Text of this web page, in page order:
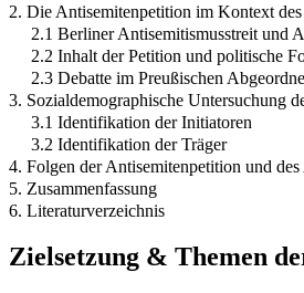
2. Die Antisemitenpetition im Kontext
2.1 Berliner Antisemitismusstreit und
2.2 Inhalt der Petition und politische
2.3 Debatte im Preußischen
3. Sozialdemographische Untersuchung
3.1 Identifikation der Initiatoren
3.2 Identifikation der Träger
4. Folgen der Antisemitenpetition und
5. Zusammenfassung
6. Literaturverzeichnis
Zielsetzung & Themen